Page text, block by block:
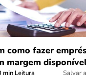
como fazer
margem
min Leitura Salvar